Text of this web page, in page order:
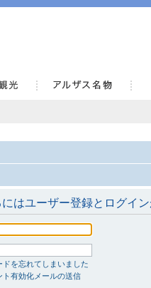
はユーザー登録とログイ
ドを忘れてしまいました
ト有効化メールの送信